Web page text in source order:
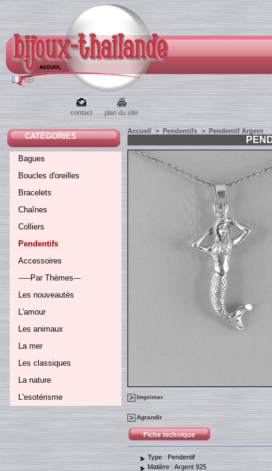
contact plan du site
CATÉGORIES
Bagues
Boucles d'oreilles
Bracelets
Chaînes
Colliers
Pendentifs
Accessoires
-----Par Thèmes---
Les nouveautés
L'amour
Les animaux
La mer
Les classiques
La nature
L'esotérisme
Accueil > Pendentifs > Pendentif Argent
Imprimer
Agrandir
Fiche technique
Type : Pendentif
Matière :Argent 925